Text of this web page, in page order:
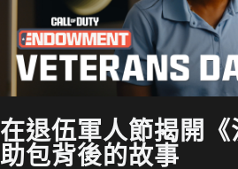
遊戲
STORE
在退伍軍人節揭開
助包背後的故事